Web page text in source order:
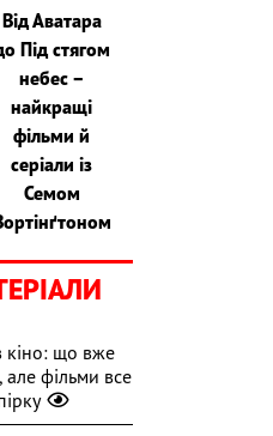
Від Аватара
Під стягом
небес –
найкращі
фільми й
серіали із
Семом
кіно: що вже
але фільми все